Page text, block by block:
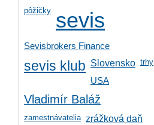
pôžičky sevis
Sevisbrokers Finance
sevis klub Slovensko trhy
USA
Vladimír Baláž
zamestnávatelia zrážková daň